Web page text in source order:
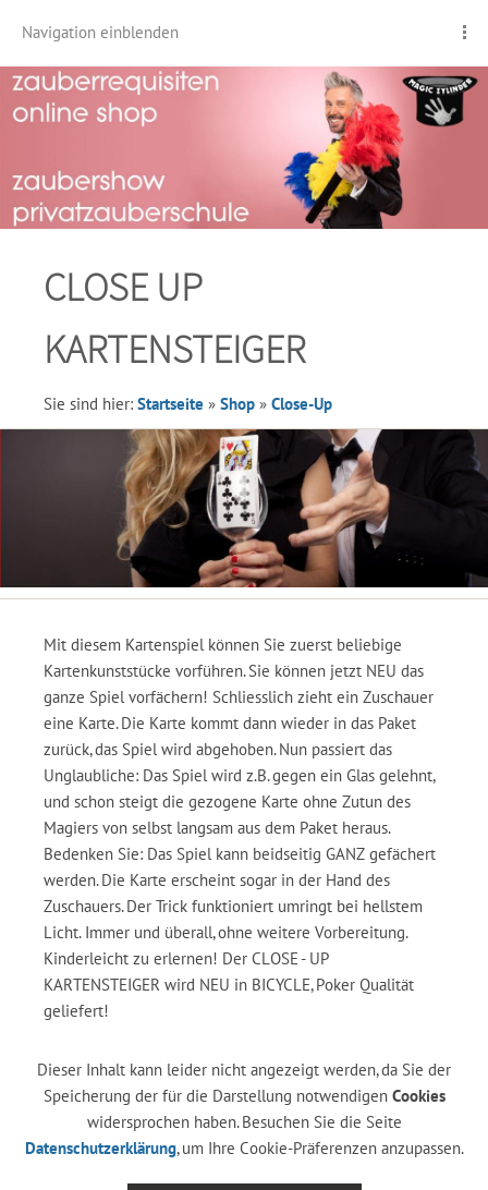
Navigation einblenden
CLOSE UP
KARTENSTEIGER
Sie sind hier: Startseite » Shop » Close-Up
Mit diesem Kartenspiel können Sie zuerst beliebige
Kartenkunststücke vorführen. Sie können jetzt NEU das
ganze Spiel vorfächern! Schliesslich zieht ein Zuschauer
eine Karte. Die Karte kommt dann wieder in das Paket
zurück, das Spiel wird abgehoben. Nun passiert das
Unglaubliche: Das Spiel wird z.B. gegen ein Glas gelehnt,
und schon steigt die gezogene Karte ohne Zutun des
Magiers von selbst langsam aus dem Paket heraus.
Bedenken Sie: Das Spiel kann beidseitig GANZ gefächert
werden. Die Karte erscheint sogar in der Hand des
Zuschauers. Der Trick funktioniert umringt bei hellstem
Licht. Immer und überall, ohne weitere Vorbereitung.
Kinderleicht zu erlernen! Der CLOSE - UP
KARTENSTEIGER wird NEU in BICYCLE, Poker Qualität
geliefert!
Dieser Inhalt kann leider nicht angezeigt werden, da Sie der
Speicherung der für die Darstellung notwendigen Cookies
widersprochen haben. Besuchen Sie die Seite
Datenschutzerklärung, um Ihre Cookie-Präferenzen anzupassen.